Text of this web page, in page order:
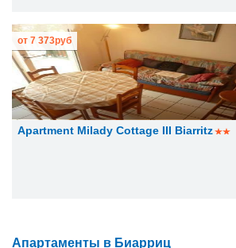
Apartment Milady Cottage III Biarritz
от 7 373руб
Апартаменты в Биарриц